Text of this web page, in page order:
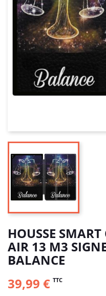
HOUSSE
AIR 13 M3
BALANCE
39,99 € TTC